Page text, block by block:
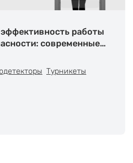
работы
современные
Турникеты